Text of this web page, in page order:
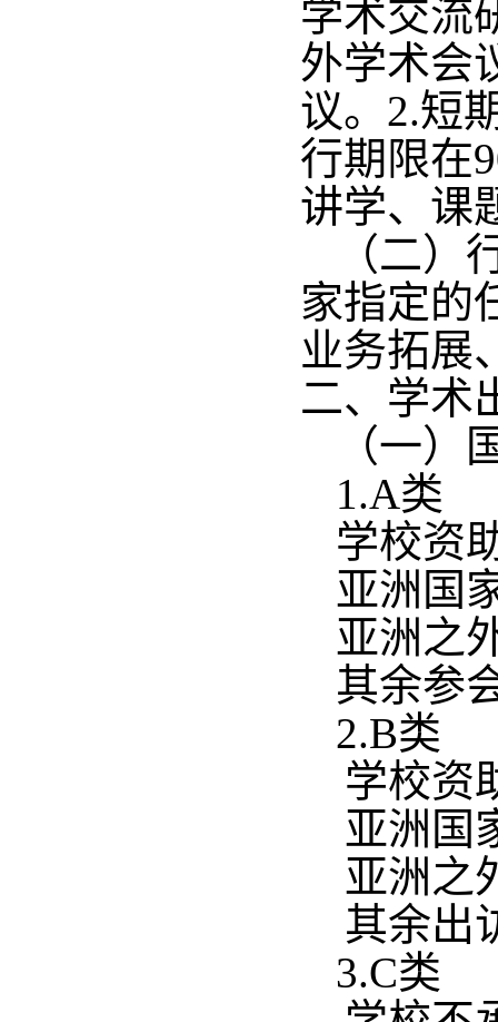
学术交流
外学术会
议。2.短
行期限在
讲学、课
（二
家指定的
业务拓展
二、学术
（一）
1.A类
学校资
亚洲国
亚洲之
其余参
2.B类
学校资
亚洲国
亚洲之
其余出
3.C类